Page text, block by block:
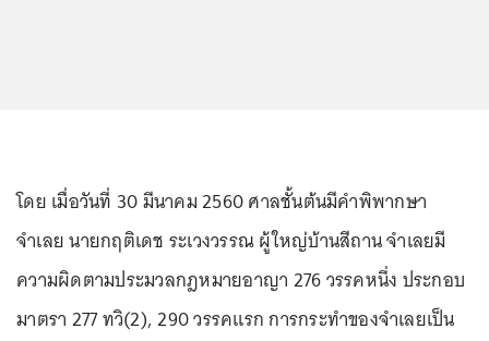
โดย เมื่อวันที่ 30 มีนาคม 2560 ศาลชั้นต้นมีคำพิพากษา
จำเลย นายกฤติเดช ระเวงวรรณ ผู้ใหญ่บ้านสีถาน จำเลยมี
ความผิดตามประมวลกฎหมายอาญา 276 วรรคหนึ่ง ประกอบ
มาตรา 277 ทวิ(2), 290 วรรคแรก การกระทำของจำเลยเป็น